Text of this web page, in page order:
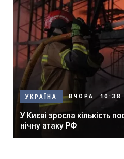
УКРАЇНА ВЧОРА, 10:38
У Києві зросла кількість
нічну атаку РФ